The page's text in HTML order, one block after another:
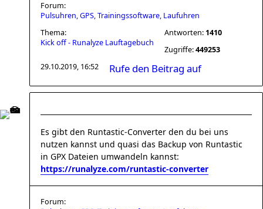
Forum:
Pulsuhren, GPS, Trainingssoftware, Laufuhren
Thema:
Kick off - Runalyze Lauftagebuch
Antworten: 1410
Zugriffe:449253
29.10.2019, 16:52
Rufe den Beitrag auf
Es gibt den Runtastic-Converter den du bei uns
nutzen kannst und quasi das Backup von Runtastic
in GPX Dateien umwandeln kannst:
https://runalyze.com/runtastic-converter
Forum: